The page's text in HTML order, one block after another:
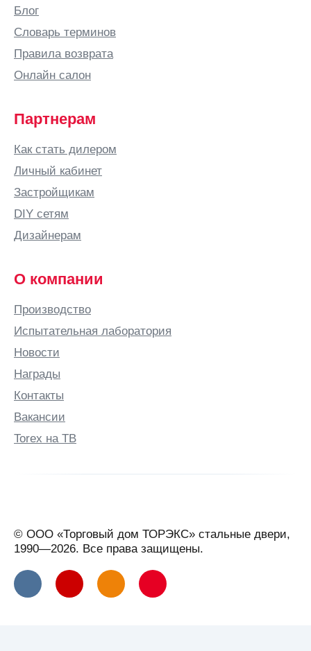
Березники
Бийск
Бишкек
Благовещенск
Богородск
Братск
Брянск
Бугуруслан
Буденновск
Бузулук
Бутурлино
В
Валдай
Великие
Луки
Верхняя
Видное
Блог
Словарь терминов
Правила возврата
Онлайн салон
Партнерам
Как стать дилером
Личный кабинет
Застройщикам
DIY сетям
Дизайнерам
О компании
Производство
Испытательная лаборатория
Новости
Награды
Контакты
Вакансии
Torex на ТВ
© ООО «Торговый дом ТОРЭКС» стальные двери,
1990—2026. Все права защищены.